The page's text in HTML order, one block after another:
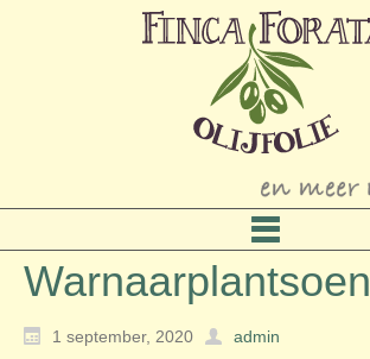
Warnaarplantsoen
1 september, 2020
admin